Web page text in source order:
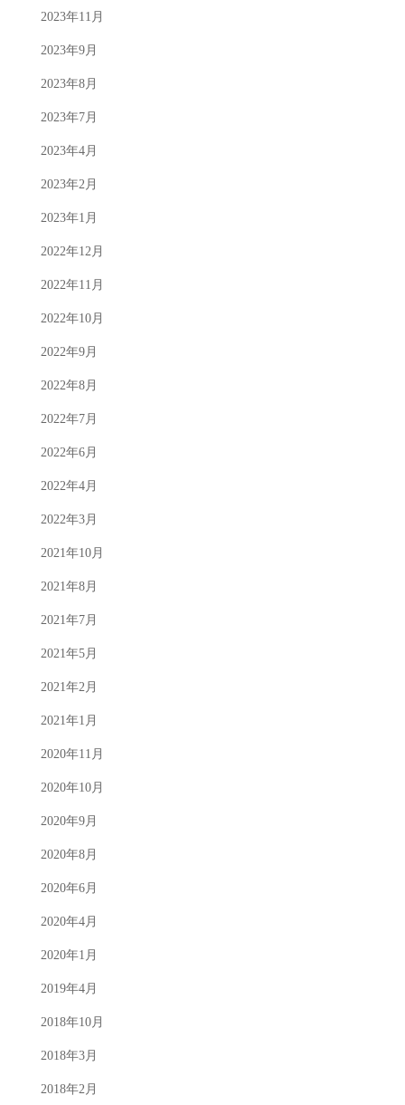
2023年11月
2023年9月
2023年8月
2023年7月
2023年4月
2023年2月
2023年1月
2022年12月
2022年11月
2022年10月
2022年9月
2022年8月
2022年7月
2022年6月
2022年4月
2022年3月
2021年10月
2021年8月
2021年7月
2021年5月
2021年2月
2021年1月
2020年11月
2020年10月
2020年9月
2020年8月
2020年6月
2020年4月
2020年1月
2019年4月
2018年10月
2018年3月
2018年2月